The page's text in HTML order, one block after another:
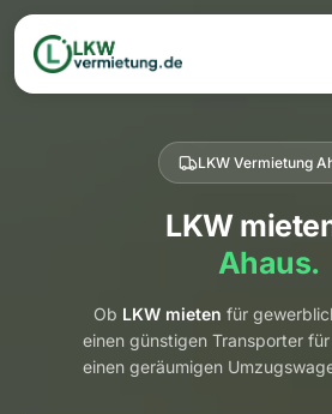
LKW Vermietung
LKW
Ahaus.
Ob LKW mieten für
einen günstigen Transporter
einen geräumigen